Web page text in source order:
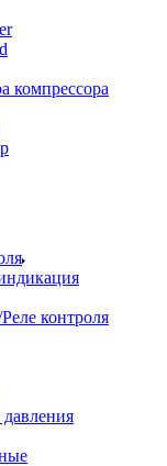
компрессора
контроля